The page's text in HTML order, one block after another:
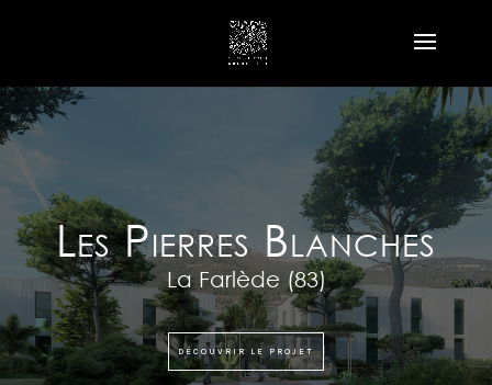
Les Pierres Blanches
La Farlède (83)
DÉCOUVRIR LE PROJET